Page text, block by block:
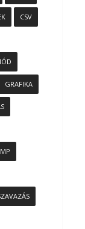
CSV
GRAFIKA